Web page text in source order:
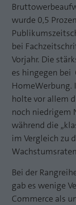
wurde 0,5
bei
Vorjahr. Die
es hingegen
HomeWerbung.
holte vor allem
noch niedrigem
während die
im Vergleich zu
Bei der
gab es wenige
Commerce als